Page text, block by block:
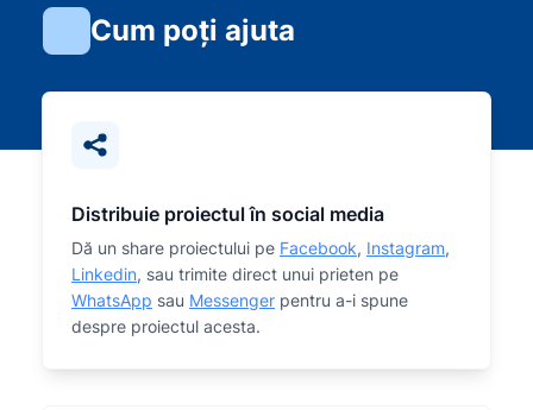
Cum poți ajuta
Distribuie proiectul în social media
Dă un share proiectului pe Facebook, Instagram,
Linkedin, sau trimite direct unui prieten pe
WhatsApp sau Messenger pentru a-i spune
despre proiectul acesta.